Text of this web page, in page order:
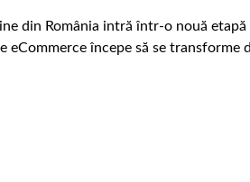
din România intră într-o nouă
eCommerce începe să se